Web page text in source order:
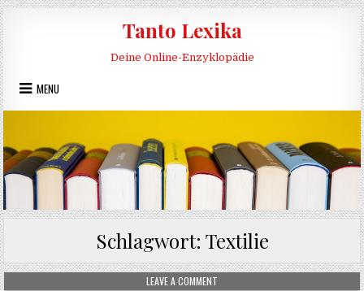
Skip to content
Tanto Lexika
Deine Online-Enzyklopädie
MENU
Schlagwort: Textilie
LEAVE A COMMENT